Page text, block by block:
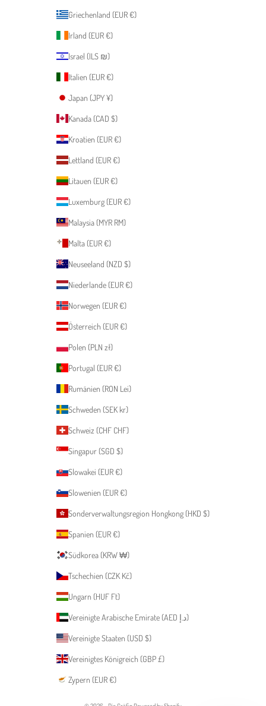
Griechenland (EUR €)
Irland (EUR €)
Israel (ILS ₪)
Italien (EUR €)
Japan (JPY ¥)
Kanada (CAD $)
Kroatien (EUR €)
Lettland (EUR €)
Litauen (EUR €)
Luxemburg (EUR €)
Malaysia (MYR RM)
Malta (EUR €)
Neuseeland (NZD $)
Niederlande (EUR €)
Norwegen (EUR €)
Österreich (EUR €)
Polen (PLN zł)
Portugal (EUR €)
Rumänien (RON Lei)
Schweden (SEK kr)
Schweiz (CHF CHF)
Singapur (SGD $)
Slowakei (EUR €)
Slowenien (EUR €)
Sonderverwaltungsregion Hongkong (HKD $)
Spanien (EUR €)
Südkorea (KRW ₩)
Tschechien (CZK Kč)
Ungarn (HUF Ft)
Vereinigte Arabische Emirate (AED د.إ)
Vereinigte Staaten (USD $)
Vereinigtes Königreich (GBP £)
Zypern (EUR €)